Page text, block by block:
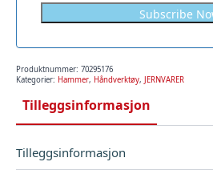
Produktnummer: 70295176
Kategorier: Hammer, Håndverktøy, JERNVARER
Tilleggsinformasjon
Tilleggsinformasjon